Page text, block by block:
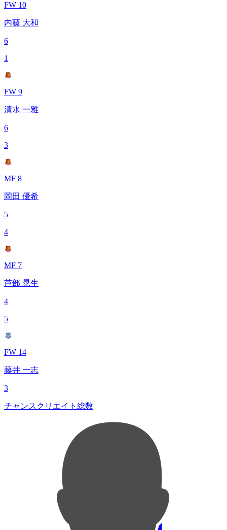
FW 10
内藤 大和
6
1
FW 9
清水 一雅
6
3
MF 8
岡田 優希
5
4
MF 7
芦部 晃生
4
5
FW 14
藤井 一志
3
チャンスクリエイト総数